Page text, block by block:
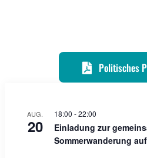
Politisches
AUG.
20
18:00 -22:00
Einladung zur
Sommerwanderung